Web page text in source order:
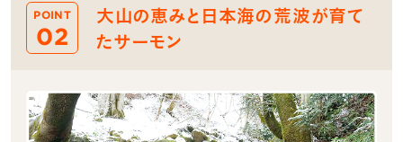
POINT
02
大山の恵みと日本海の荒波が育て
たサーモン